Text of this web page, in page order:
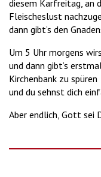
diesem Karfreitag, an
Fleischeslust
dann gibt’s den
Um 5 Uhr morgens
und dann gibt’s
Kirchenbank zu spüren
und du sehnst dich
Aber endlich, Gott sei